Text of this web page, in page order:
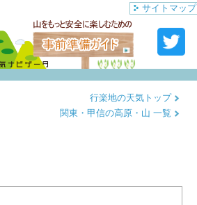
サイトマップ
行楽地の天気トップ
関東・甲信の高原・山 一覧